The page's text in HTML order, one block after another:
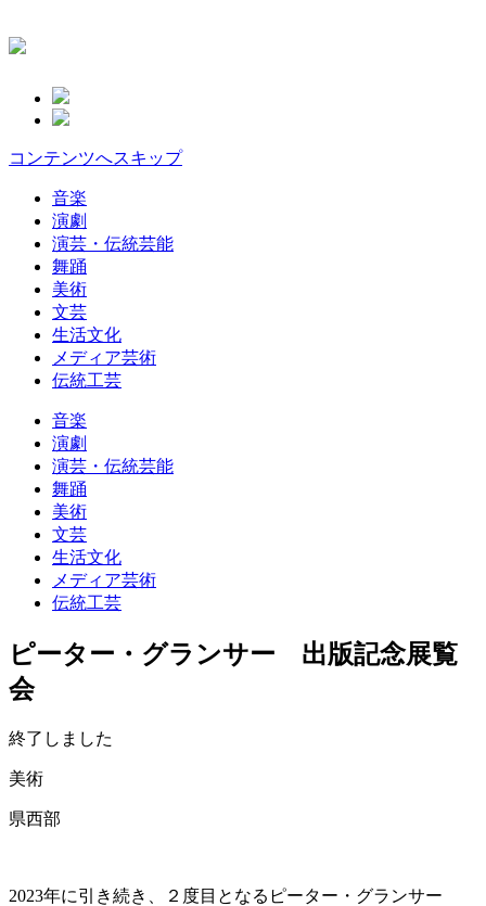
コンテンツへスキップ
音楽
演劇
演芸・伝統芸能
舞踊
美術
文芸
生活文化
メディア芸術
伝統工芸
音楽
演劇
演芸・伝統芸能
舞踊
美術
文芸
生活文化
メディア芸術
伝統工芸
ピーター・グランサー 出版記念展覧
会
終了しました
美術
県西部
2023年に引き続き、２度目となるピーター・グランサー